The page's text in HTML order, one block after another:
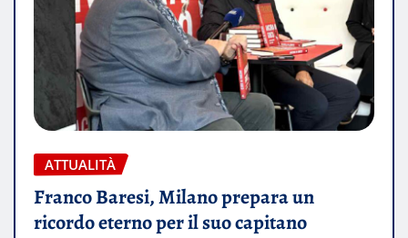
ATTUALITÀ
Franco Baresi, Milano prepara un
ricordo eterno per il suo capitano